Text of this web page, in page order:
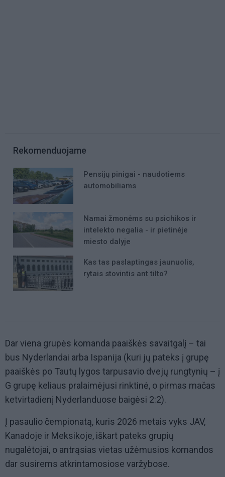
Rekomenduojame
Pensijų pinigai - naudotiems
automobiliams
Namai žmonėms su psichikos ir
intelekto negalia - ir pietinėje
miesto dalyje
Kas tas paslaptingas jaunuolis,
rytais stovintis ant tilto?
Dar viena grupės komanda paaiškės savaitgalį – tai
bus Nyderlandai arba Ispanija (kuri jų pateks į grupę
paaiškės po Tautų lygos tarpusavio dvejų rungtynių – į
G grupę keliaus pralaimėjusi rinktinė, o pirmas mačas
ketvirtadienį Nyderlanduose baigėsi 2:2).
Į pasaulio čempionatą, kuris 2026 metais vyks JAV,
Kanadoje ir Meksikoje, iškart pateks grupių
nugalėtojai, o antrąsias vietas užėmusios komandos
dar susirems atkrintamosiose varžybose.